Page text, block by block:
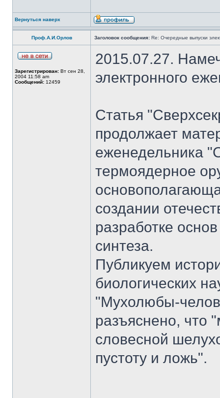
Вернуться наверх
Проф.А.И.Орлов Заголовок сообщения: Re: Очередные выпуски
Зарегистрирован: Вт сен 28,
2004 11:58 am
Сообщений: 12459
2015.07.27.
электронного
Статья
продолжает
еженедельника
термоядерное
создании
разработке
синтеза.
Публикуем
биологических
"Мухолюбы-
разъяснено, что
словесной
пустоту и ложь".